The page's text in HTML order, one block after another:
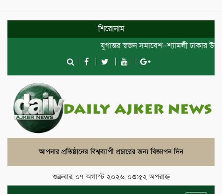
শিরোনাম
যুগান্তর স্বজন সমাবেশ–শ্যামলী ঢাকার
শুক্রবার, ০৭ অগাস্ট ২০২৬, ০৩:৫২ অপরাহ্ন